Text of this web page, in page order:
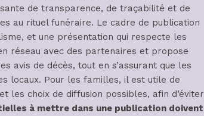
de transparence, de traçabilité et de
au rituel funéraire. Le cadre de publication
et une présentation qui respecte les
réseau avec des partenaires et propose
avis de décès, tout en s’assurant que les
locaux. Pour les familles, il est utile de
les choix de diffusion possibles, afin d’éviter
à mettre dans une publication doivent